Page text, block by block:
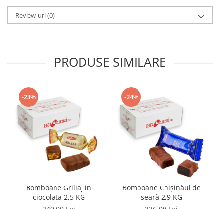
Review-uri(0)
PRODUSE SIMILARE
-23%
Bomboane Griliaj in
ciocolata 2,5 KG
-24%
Bomboane Chişinăul de
seară 2,9 KG